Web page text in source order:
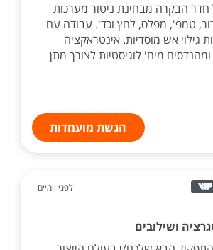
הבקרה מבחינת ניטור מערכות
טמפ', מפלס, לחץ וכד'. עבודה עם
גילוי אש מוסדיות. אינטראקציה
מיח' לוגיסטיות לצורך מתן
הגשת מועמדות
לפני יומיים
ושילובים